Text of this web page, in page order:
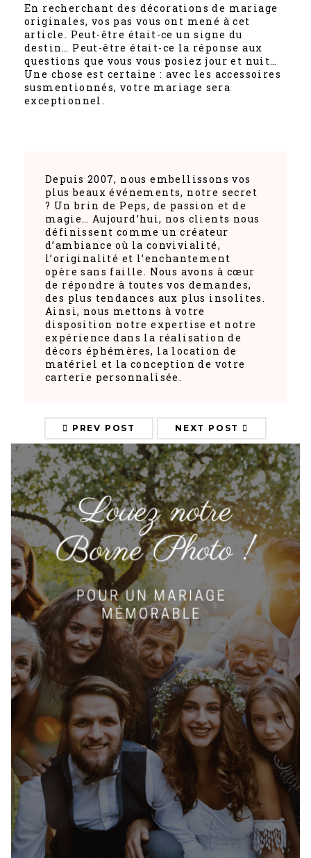
En recherchant des décorations de mariage
originales, vos pas vous ont mené à cet
article. Peut-être était-ce un signe du
destin… Peut-être était-ce la réponse aux
questions que vous vous posiez jour et nuit…
Une chose est certaine : avec les accessoires
susmentionnés, votre mariage sera
exceptionnel.
Depuis 2007, nous embellissons vos
plus beaux événements, notre secret
? Un brin de Peps, de passion et de
magie… Aujourd’hui, nos clients nous
définissent comme un créateur
d’ambiance où la convivialité,
l’originalité et l’enchantement
opère sans faille. Nous avons à cœur
de répondre à toutes vos demandes,
des plus tendances aux plus insolites.
Ainsi, nous mettons à votre
disposition notre expertise et notre
expérience dans la réalisation de
décors éphémères, la location de
matériel et la conception de votre
carterie personnalisée.
PREV POST NEXT POST